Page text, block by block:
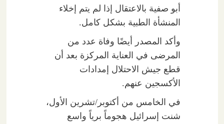
أبو صفية بالاعتقال إذا لم يتم إخلاء
المنشأة الطبية بشكل كامل.
وأكد المصدر أيضًا وفاة عدد من
المرضى في العناية المركزة بعد أن
قطع جيش الاحتلال إمدادات
الأكسجين عنهم.
في الخامس من أكتوبر/تشرين الأول،
شنت إسرائيل هجوماً برياً واسع